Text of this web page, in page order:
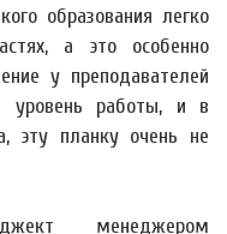
образования легко
а это особенно
у преподавателей
уровень работы, и в
эту планку очень не
менеджером